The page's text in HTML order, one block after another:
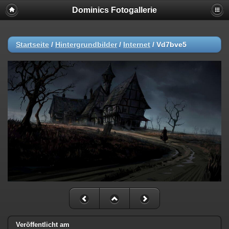
Dominics Fotogallerie
Startseite / Hintergrundbilder/ Internet / Vd7bve5
Veröffentlicht am